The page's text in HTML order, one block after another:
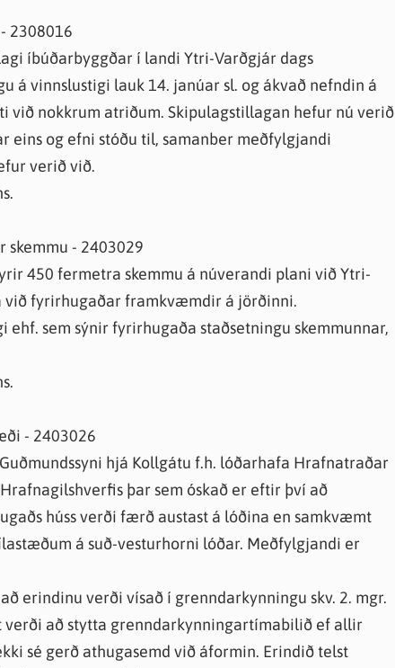
2308016
íbúðarbyggðar í landi Ytri-Varðgjár dags
á vinnslustigi lauk 14. janúar sl. og ákvað nefndin á
við nokkrum atriðum. Skipulagstillagan hefur nú verið
og efni stóðu til, samanber meðfylgjandi
verið við.
skemmu - 2403029
450 fermetra skemmu á núverandi plani við Ytri-
fyrirhugaðar framkvæmdir á jörðinni.
sem sýnir fyrirhugaða staðsetningu skemmunnar,
- 2403026
hjá Kollgátu f.h. lóðarhafa Hrafnatraðar
þar sem óskað er eftir því að
húss verði færð austast á lóðina en samkvæmt
á suð-vesturhorni lóðar. Meðfylgjandi er
erindinu verði vísað í grenndarkynningu skv. 2. mgr.
verði að stytta grenndarkynningartímabilið ef allir
sé gerð athugasemd við áformin. Erindið telst